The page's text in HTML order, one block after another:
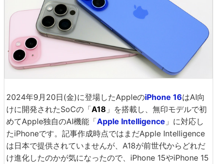
2024年9月20日(金)に登場したAppleのiPhone 16はAI向
けに開発されたSoCの「A18 」を搭載し、無印モデルで初
めてApple独自のAI機能「Apple Intelligence 」に対応し
たiPhoneです。記事作成時点ではまだApple Intelligence
は日本で提供されていませんが、A18が前世代からどれだ
け進化したのかが気になったので、iPhone 15やiPhone 15